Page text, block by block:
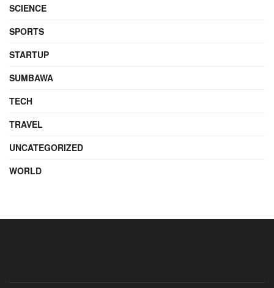
SCIENCE
SPORTS
STARTUP
SUMBAWA
TECH
TRAVEL
UNCATEGORIZED
WORLD